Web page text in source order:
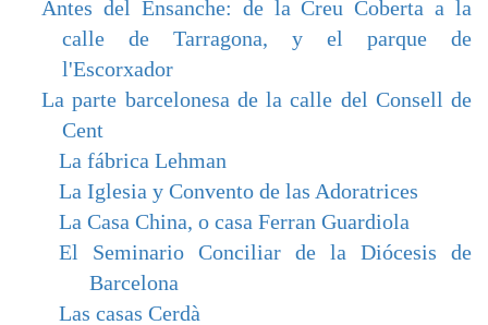
Antes del Ensanche: de la Creu Coberta a la
calle de Tarragona, y el parque de
l'Escorxador
La parte barcelonesa de la calle del Consell de
Cent
La fábrica Lehman
La Iglesia y Convento de las Adoratrices
La Casa China, o casa Ferran Guardiola
El Seminario Conciliar de la Diócesis de
Barcelona
Las casas Cerdà